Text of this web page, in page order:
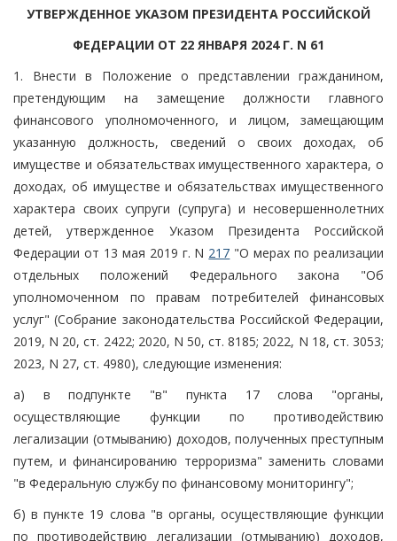
УТВЕРЖДЕННОЕ УКАЗОМ ПРЕЗИДЕНТА РОССИЙСКОЙ
ФЕДЕРАЦИИ ОТ 22 ЯНВАРЯ 2024 Г. N 61
1. Внести в Положение о представлении гражданином,
претендующим на замещение должности главного
финансового уполномоченного, и лицом, замещающим
указанную должность, сведений о своих доходах, об
имуществе и обязательствах имущественного характера, о
доходах, об имуществе и обязательствах имущественного
характера своих супруги (супруга) и несовершеннолетних
детей, утвержденное Указом Президента Российской
Федерации от 13 мая 2019 г. N 217 "О мерах по реализации
отдельных положений Федерального закона "Об
уполномоченном по правам потребителей финансовых
услуг" (Собрание законодательства Российской Федерации,
2019, N 20, ст. 2422; 2020, N 50, ст. 8185; 2022, N 18, ст. 3053;
2023, N 27, ст. 4980), следующие изменения:
а) в подпункте "в" пункта 17 слова "органы,
осуществляющие функции по противодействию
легализации (отмыванию) доходов, полученных преступным
путем, и финансированию терроризма" заменить словами
"в Федеральную службу по финансовому мониторингу";
б) в пункте 19 слова "в органы, осуществляющие функции
по противодействию легализации (отмыванию) доходов,